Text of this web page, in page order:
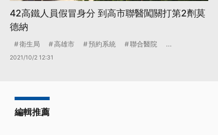
42高鐵人員假冒身分 到高市聯醫闖關打第2劑莫
德納
衛生局 高雄市 預約系統 聯合醫院 ...
2021/10/2 12:31
編輯推薦